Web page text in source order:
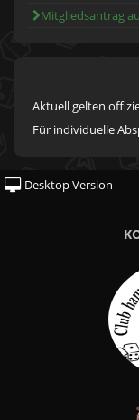
Mitgliedsantrag
Aktuell gelten
Für individuelle
Desktop Version